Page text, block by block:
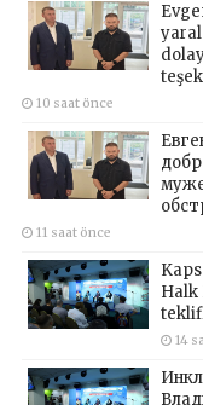
10 saat önce
11 saat önce
Halk
14